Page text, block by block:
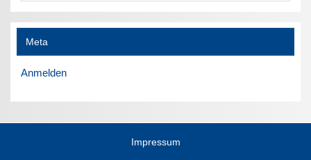
Meta
Anmelden
Impressum